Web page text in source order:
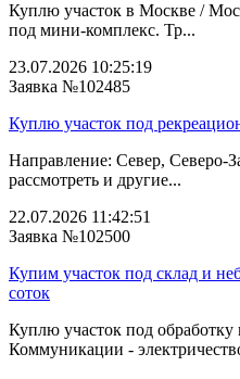
Куплю участок в Москве /
под мини-комплекс. Тр...
23.07.2026 10:25:19
Заявка №102485
Куплю участок под
Направление: Север, Северо-
рассмотреть и другие...
22.07.2026 11:42:51
Заявка №102500
Купим участок под склад и
соток
Куплю участок под
Коммуникации -